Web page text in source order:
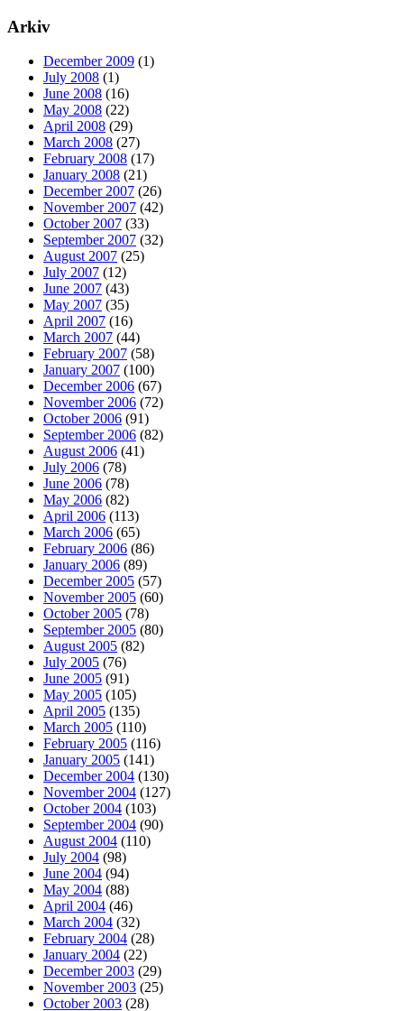
Arkiv
December 2009 (1)
July 2008 (1)
June 2008 (16)
May 2008 (22)
April 2008 (29)
March 2008 (27)
February 2008 (17)
January 2008 (21)
December 2007 (26)
November 2007 (42)
October 2007 (33)
September 2007 (32)
August 2007 (25)
July 2007 (12)
June 2007 (43)
May 2007 (35)
April 2007 (16)
March 2007 (44)
February 2007 (58)
January 2007 (100)
December 2006 (67)
November 2006 (72)
October 2006 (91)
September 2006 (82)
August 2006 (41)
July 2006 (78)
June 2006 (78)
May 2006 (82)
April 2006 (113)
March 2006 (65)
February 2006 (86)
January 2006 (89)
December 2005 (57)
November 2005 (60)
October 2005 (78)
September 2005 (80)
August 2005 (82)
July 2005 (76)
June 2005 (91)
May 2005 (105)
April 2005 (135)
March 2005 (110)
February 2005 (116)
January 2005 (141)
December 2004 (130)
November 2004 (127)
October 2004 (103)
September 2004 (90)
August 2004 (110)
July 2004 (98)
June 2004 (94)
May 2004 (88)
April 2004 (46)
March 2004 (32)
February 2004 (28)
January 2004 (22)
December 2003 (29)
November 2003 (25)
October 2003 (28)